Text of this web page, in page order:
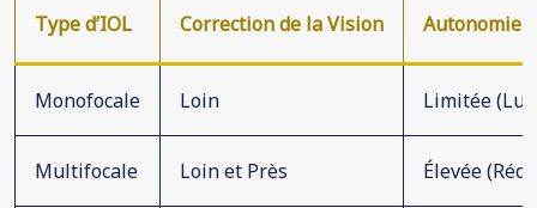
Type d’IOL Correction de la Vision Autonomie
Monofocale Loin Limitée
Multifocale Loin et Près Élevée